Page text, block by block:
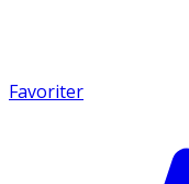
Favoriter